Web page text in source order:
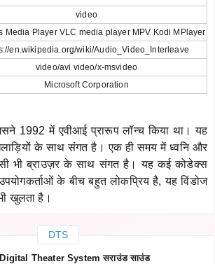
video
Media Player VLC media player MPV Kodi MPlayer
en.wikipedia.org/wiki/Audio_Video_Interleave
video/avi video/x-msvideo
Microsoft Corporation
1992 में एवीआई प्रारूप लॉन्च किया था। यह
के साथ संगत है। एक ही समय में ध्वनि और
भी ब्राउज़र के साथ संगत है। यह कई कोडेक्स
उपयोगकर्ताओं के बीच बहुत लोकप्रिय है, यह विंडोज
खुलता है।
DTS
Theater System सराउंड साउंड